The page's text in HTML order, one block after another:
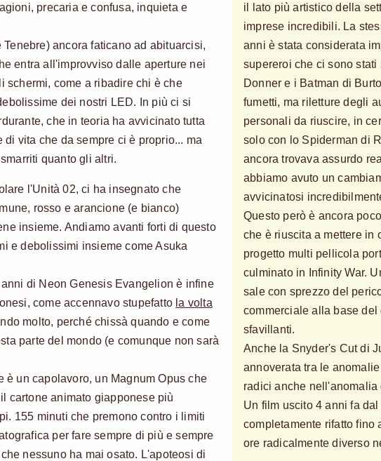
precaria e confusa, inquieta e
Tenebre) ancora faticano ad abituarcisi,
entra all'improvviso dalle aperture nei
schermi, come a ribadire chi è che
dei nostri LED. In più ci si
che in teoria ha avvicinato tutta
vita che da sempre ci è proprio... ma
quanto gli altri.
l'Unità 02, ci ha insegnato che
rosso e arancione (e bianco)
insieme. Andiamo avanti forti di questo
e debolissimi insieme come Asuka
anni di Neon Genesis Evangelion è infine
come accennavo stupefatto la volta
molto, perché chissà quando e come
parte del mondo (e comunque non sarà
è un capolavoro, un Magnum Opus che
cartone animato giapponese più
155 minuti che premono contro i limiti
per fare sempre di più e sempre
nessuno ha mai osato. L'apoteosi di
il lato più artistico della
imprese incredibili. La
anni è stata considerata
supereroi che ci sono
Donner e i Batman di
fumetti, ma riletture degli
personali da riuscire, in
solo con lo Spiderman di
ancora trovava assurdo
abbiamo avuto un
avvicinatosi
Questo però è ancora
che è riuscita a mettere in
progetto multi pellicola
culminato in Infinity War.
sale con sprezzo del
commerciale alla base
sfavillanti.
Anche la Snyder's Cut di
annoverata tra le
radici anche
Un film uscito 4 anni fa
completamente rifatto fino
ore radicalmente diverso